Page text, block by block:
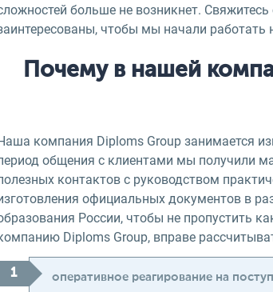
больше не возникнет.
чтобы мы начали работать
Почему в нашей
компания Diploms Group занимается
общения с клиентами мы получили
контактов с руководством
официальных документов в
России, чтобы не пропустить
Diploms Group, вправе
оперативное реагирование на